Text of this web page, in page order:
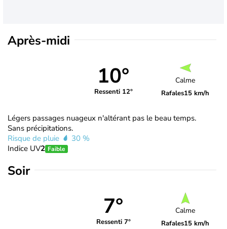
Après-midi
10°
Ressenti 12°
Calme
Rafales15 km/h
Légers passages nuageux n'altérant pas le beau temps.
Sans précipitations.
Risque de pluie
30 %
Indice UV2 Faible
Soir
7°
Ressenti 7°
Calme
Rafales15 km/h